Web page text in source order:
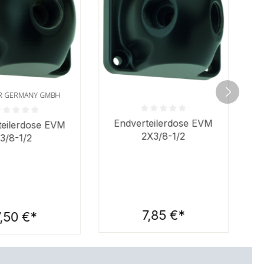
GERMANY GMBH
Bewertung von 0 von 5 Sternen
EVM
3/8-1/2
€*
Durchschnittliche Bewertung von
Endverteilerdose EVM
2X3/8-1/2
7,85 €*